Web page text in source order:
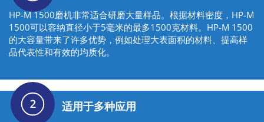
HP-M 1500磨机非常适合研磨大量样品。根据材料密度，HP-M
1500可以容纳直径小于5毫米的最多1500克材料。HP-M 1500
的大容量带来了许多优势，例如处理大表面积的材料、提高样
品代表性和有效的均质化。
适用于多种应用